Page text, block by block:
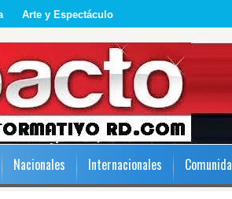
Arte y Espectáculo
Nacionales Internacionales